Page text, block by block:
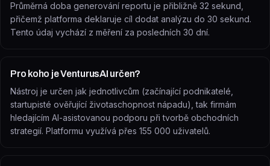
Průměrná doba generování reportu je přibližně 32 sekund,
přičemž platforma deklaruje cíl dodat analýzu do 30 sekund.
Tento údaj vychází z měření za posledních 30 dní.
Pro koho je VenturusAI určen?
Nástroj je určen jak jednotlivcům (začínající podnikatelé,
startupisté ověřující životaschopnost nápadu), tak firmám
hledajícím AI-asistovanou podporu při tvorbě obchodních
strategií. Platformu využívá přes 155 000 uživatelů.